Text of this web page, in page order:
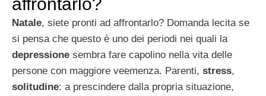
Natale, siete pronti ad affrontarlo? Domanda lecita se
si pensa che questo è uno dei periodi nei quali la
depressione sembra fare capolino nella vita delle
persone con maggiore veemenza. Parenti, stress,
solitudine: a prescindere dalla propria situazione,